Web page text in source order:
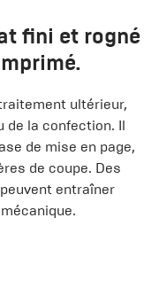
fini et rogné
ultérieur,
de la confection. Il
de mise en page,
de coupe. Des
entraîner